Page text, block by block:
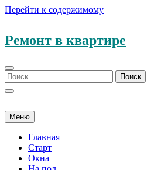
Перейти к содержимому
Ремонт в квартире
Меню
Главная
Старт
Окна